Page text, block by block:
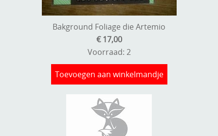
Bakground Foliage die Artemio
€ 17,00
Voorraad: 2
Toevoegen aan winkelmandje